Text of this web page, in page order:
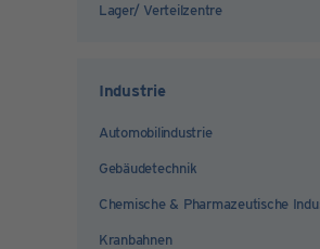
Lager/ Verteilzentre
Industrie
Automobilindustrie
Gebäudetechnik
Chemische & Pharmazeutische
Kranbahnen